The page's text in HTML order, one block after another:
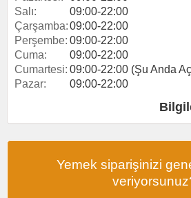
Salı:
09:00-22:00
Çarşamba:09:00-22:00
Perşembe: 09:00-22:00
Cuma:
09:00-22:00
Cumartesi: 09:00-22:00 (Şu Anda
Pazar:
09:00-22:00
Yemek siparişinizi